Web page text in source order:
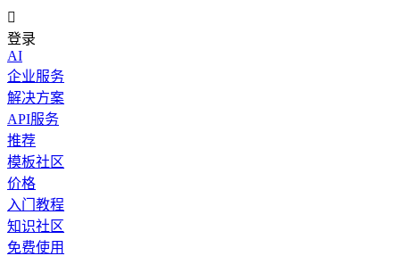

登录
AI
企业服务
解决方案
API服务
推荐
模板社区
价格
入门教程
知识社区
免费使用